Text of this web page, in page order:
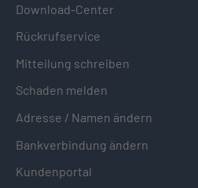
Download-Center
Rückrufservice
Mitteilung schreiben
Schaden melden
Adresse / Namen ändern
Bankverbindung ändern
Kundenportal